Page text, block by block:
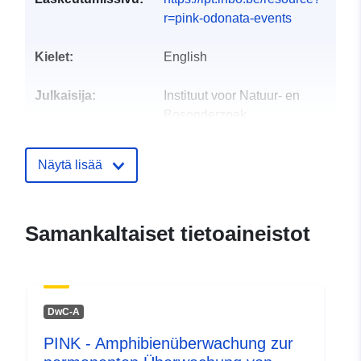
r=pink-odonata-events
Kielet: English
Julkaisija:
Instituut voor Natuur- en
Bosonderzoek
Yhteyspisteet:
koskeva rekisteri:
Näytä lisää
Samankaltaiset tietoaineistot
DwC-A
PINK - Amphibienüberwachung zur